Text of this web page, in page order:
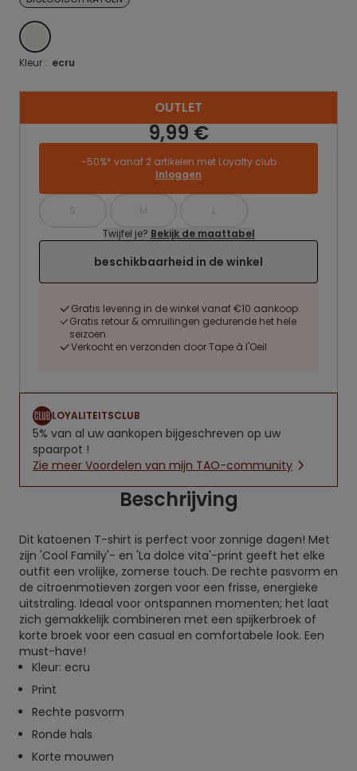
ECRU
Kleur : ecru
OUTLET
9,99 €
-50%* vanaf 2 artikelen met Loyalty club
Inloggen
S M
L
Twijfel je? Bekijk de maattabel
beschikbaarheid in de winkel
Gratis levering in de winkel vanaf €10 aankoop
Gratis retour & omruilingen gedurende het hele
seizoen
Verkocht en verzonden door Tape à l'Oeil
LOYALITEITSCLUB
5% van al uw aankopen bijgeschreven op uw
spaarpot !
Zie meer Voordelen van mijn TAO-community
Beschrijving
Dit katoenen T-shirt is perfect voor zonnige dagen! Met
zijn 'Cool Family'- en 'La dolce vita'-print geeft het elke
outfit een vrolijke, zomerse touch. De rechte pasvorm en
de citroenmotieven zorgen voor een frisse, energieke
uitstraling. Ideaal voor ontspannen momenten; het laat
zich gemakkelijk combineren met een spijkerbroek of
korte broek voor een casual en comfortabele look. Een
must-have!
Kleur: ecru
Print
Rechte pasvorm
Ronde hals
Korte mouwen